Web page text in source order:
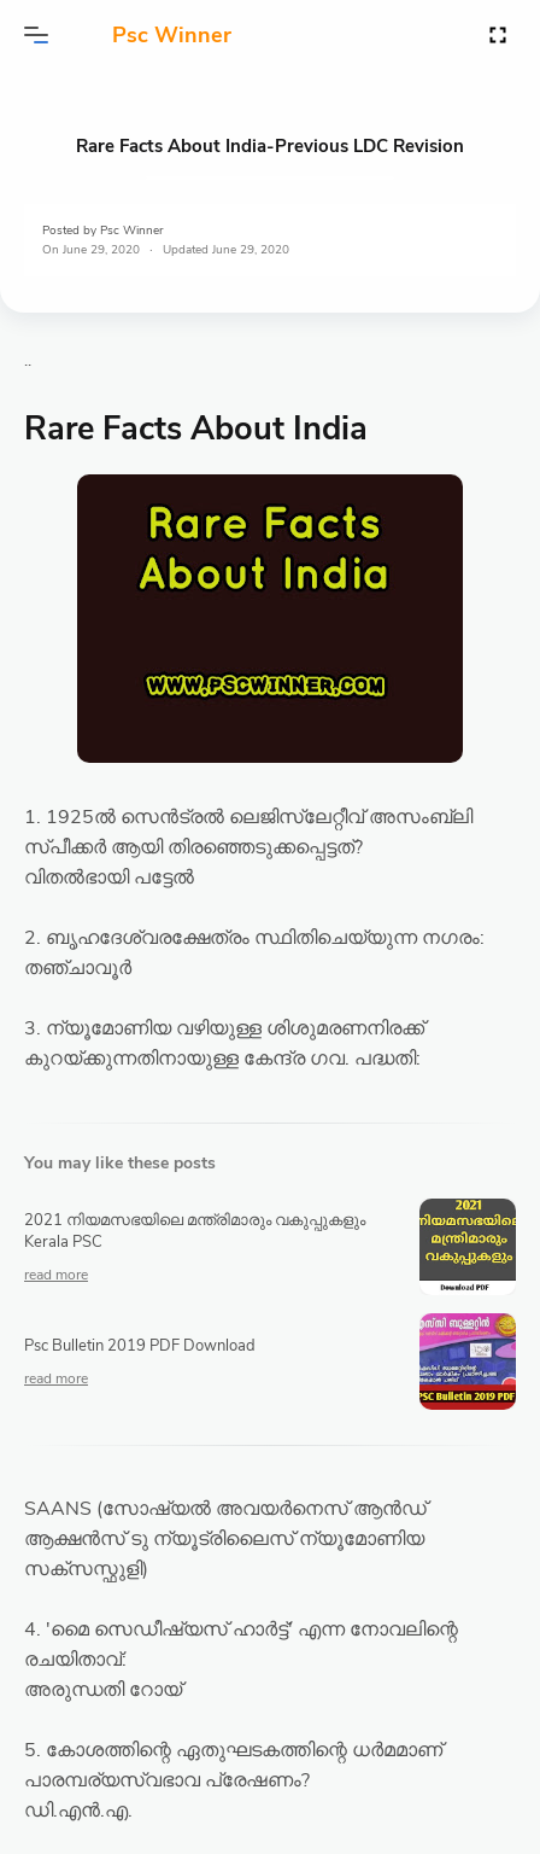
Psc Winner
Rare Facts About India-Previous LDC Revision
Posted by Psc Winner
On June 29, 2020 June 29, 2020
..
Rare Facts About India
1. 1925ൽ സെൻട്രൽ ലെജിസ്ലേറ്റീവ് അസംബ്ലി
സ്പീക്കർ ആയി തിരഞ്ഞെടുക്കപ്പെട്ടത്?
വിതൽഭായി പട്ടേൽ
2. ബൃഹദേശ്വരക്ഷേത്രം സ്ഥിതിചെയ്യുന്ന നഗരം:
തഞ്ചാവൂർ
3. ന്യൂമോണിയ വഴിയുള്ള ശിശുമരണനിരക്ക്
കുറയ്ക്കുന്നതിനായുള്ള കേന്ദ്ര ഗവ. പദ്ധതി:
You may like these posts
2021 നിയമസഭയിലെ മന്ത്രിമാരും വകുപ്പുകളും
Kerala PSC
Psc Bulletin 2019 PDF Download
SAANS (സോഷ്യൽ അവയർനെസ് ആൻഡ്
ആക്ഷൻസ് ടു ന്യൂട്രിലൈസ് ന്യൂമോണിയ
സക്സസ്ഫുളി)
4. 'മൈ സെഡീഷ്യസ് ഹാർട്ട്' എന്ന നോവലിന്റെ
രചയിതാവ്:
അരുന്ധതി റോയ്
5. കോശത്തിന്റെ ഏതുഘടകത്തിന്റെ ധർമമാണ്
പാരമ്പര്യസ്വഭാവ പ്രേഷണം?
ഡി.എൻ.എ.